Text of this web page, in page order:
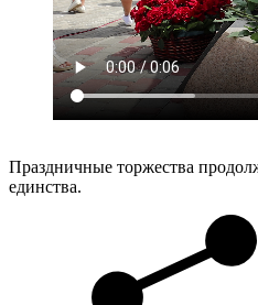
Праздничные торжества
единства.